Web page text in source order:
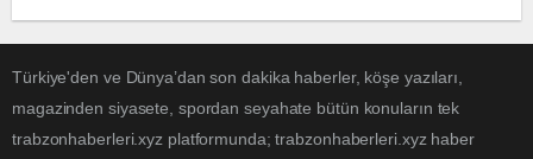
Türkiye'den ve Dünya’dan son dakika haberler, köşe yazıları,
magazinden siyasete, spordan seyahate bütün konuların tek
trabzonhaberleri.xyz platformunda; trabzonhaberleri.xyz haber